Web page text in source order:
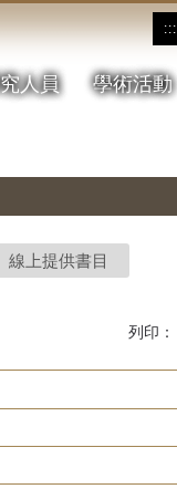
:::
人員 學術活動
線上提供書目
列印：